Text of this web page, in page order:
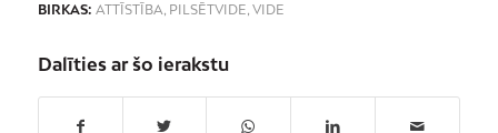
BIRKAS: ATTĪSTĪBA, PILSĒTVIDE, VIDE
Dalīties ar šo ierakstu